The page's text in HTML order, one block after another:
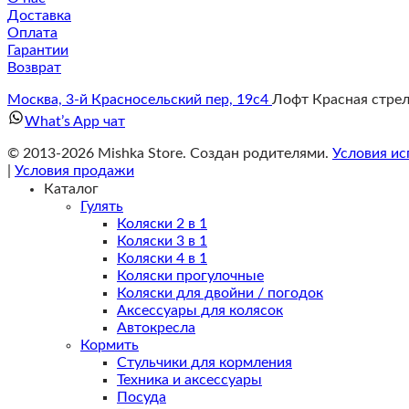
Доставка
Оплата
Гарантии
Возврат
Москва, 3-й Красносельский пер, 19с4 Лофт Красная
What’s App чат
© 2013-2026 Mishka Store. Cоздан родителями. Условия
Условия продажи
Каталог
Гулять
Коляски 2 в 1
Коляски 3 в 1
Коляски 4 в 1
Коляски прогулочные
Коляски для двойни / погодок
Аксессуары для колясок
Автокресла
Кормить
Стульчики для кормления
Техника и аксессуары
Посуда